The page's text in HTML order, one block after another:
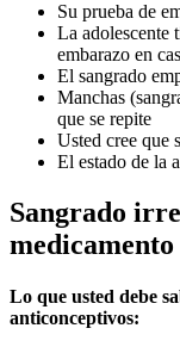
Su prueba de
La adolescente
embarazo en
El sangrado
Manchas
que se repite
Usted cree que
El estado de la
Sangrado
Lo que usted debe
anticonceptivos: